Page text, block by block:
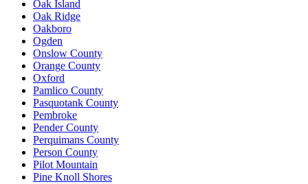
Oak Island
Oak Ridge
Oakboro
Ogden
Onslow County
Orange County
Oxford
Pamlico County
Pasquotank County
Pembroke
Pender County
Perquimans County
Person County
Pilot Mountain
Pine Knoll Shores